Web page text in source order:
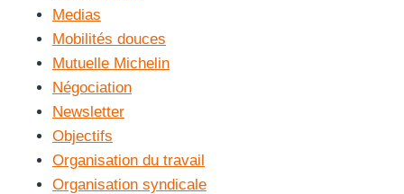
Medias
Mobilités douces
Mutuelle Michelin
Négociation
Newsletter
Objectifs
Organisation du travail
Organisation syndicale